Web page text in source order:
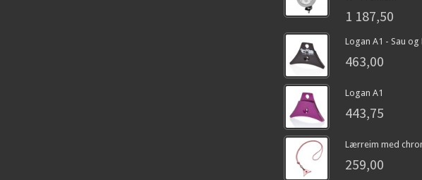
1 187,50
Logan A1 - Sau og
463,00
Logan A1
443,75
Lærreim med
259,00